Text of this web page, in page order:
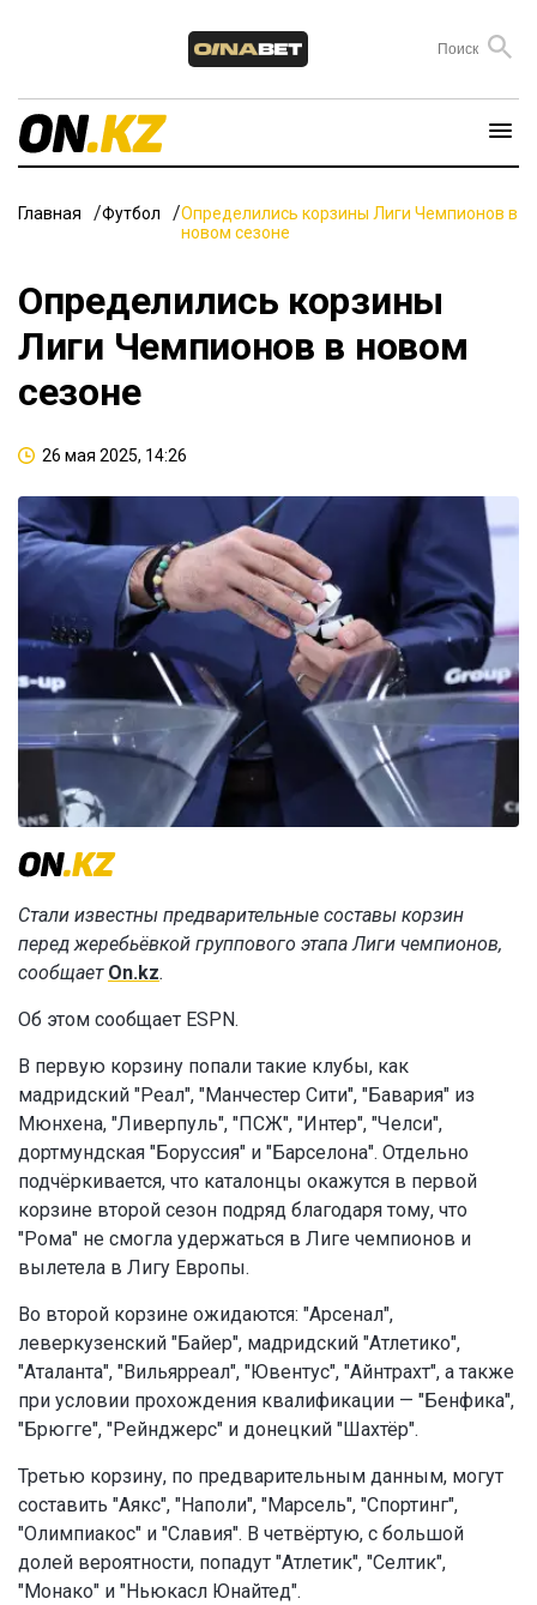
Главная Футбол
Определились корзины Лиги Чемпионов в
новом сезоне
Определились корзины
Лиги Чемпионов в новом
сезоне
26 мая 2025, 14:26
Стали известны предварительные составы корзин
перед жеребьёвкой группового этапа Лиги чемпионов,
сообщает On.kz.
Об этом сообщает ESPN.
В первую корзину попали такие клубы, как
мадридский "Реал", "Манчестер Сити", "Бавария" из
Мюнхена, "Ливерпуль", "ПСЖ", "Интер", "Челси",
дортмундская "Боруссия" и "Барселона". Отдельно
подчёркивается, что каталонцы окажутся в первой
корзине второй сезон подряд благодаря тому, что
"Рома" не смогла удержаться в Лиге чемпионов и
вылетела в Лигу Европы.
Во второй корзине ожидаются: "Арсенал",
леверкузенский "Байер", мадридский "Атлетико",
"Аталанта", "Вильярреал", "Ювентус", "Айнтрахт", а также
при условии прохождения квалификации — "Бенфика",
"Брюгге", "Рейнджерс" и донецкий "Шахтёр".
Третью корзину, по предварительным данным, могут
составить "Аякс", "Наполи", "Марсель", "Спортинг",
"Олимпиакос" и "Славия". В четвёртую, с большой
долей вероятности, попадут "Атлетик", "Селтик",
"Монако" и "Ньюкасл Юнайтед".